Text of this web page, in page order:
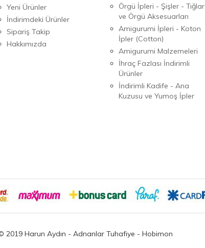
Yeni Ürünler
İndirimdeki Ürünler
Sipariş Takip
Hakkımızda
Örgü İpleri - Şişler - Tığlar
ve Örgü Aksesuarları
Amigurumi İpleri - Koton
İpler (Cotton)
Amigurumi Malzemeleri
İhraç Fazlası İndirimli
Ürünler
İndirimli Kadife - Ana
Kuzusu ve Yumoş İpler
2019 Harun Aydın - Adnanlar Tuhafiye - Hobimon